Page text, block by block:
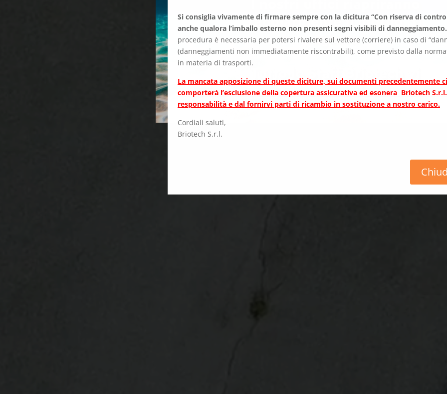
Si consiglia vivamente di firmare sempre con la dicitura “Con riserva di
anche qualora l’imballo esterno non presenti segni visibili di
procedura è necessaria per potersi rivalere sul vettore (corriere) in caso di
(danneggiamenti non immediatamente riscontrabili), come previsto dalla
in materia di trasporti.
La mancata apposizione di queste diciture, sui documenti precedentemente
comporterà l’esclusione della copertura assicurativa ed esonera Briotech
responsabilità e dal fornirvi parti di ricambio in sostituzione a nostro carico.
Cordiali saluti,
Briotech S.r.l.